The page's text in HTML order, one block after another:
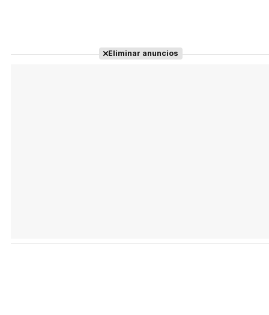
Eliminar anuncios